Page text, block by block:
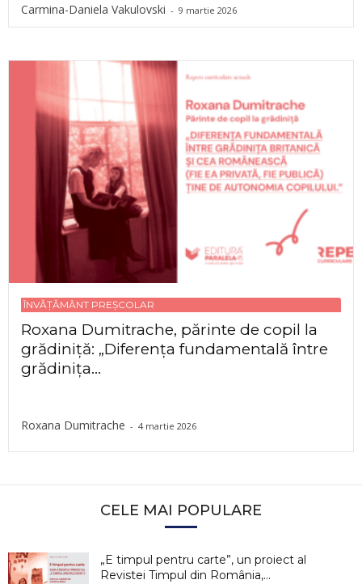
Carmina-Daniela Vakulovski - 9 martie 2026
ÎNVĂȚĂMÂNT PREȘCOLAR
Roxana Dumitrache, părinte de copil la
grădiniță: „Diferența fundamentală între
grădinița...
Roxana Dumitrache - 4 martie 2026
CELE MAI POPULARE
„E timpul pentru carte”, un proiect al
Revistei Timpul din România,...